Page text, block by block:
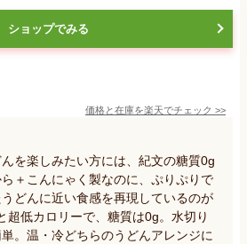
ショップでみる
価格と在庫を楽天でチェック >>
を楽しみたい方には、紀文の糖質0g
＋こんにゃく製なのに、ぷりぷりで
どんに近い食感を再現しているのが
超低カロリーで、糖質は0g。水切り
。温・冷どちらのうどんアレンジに